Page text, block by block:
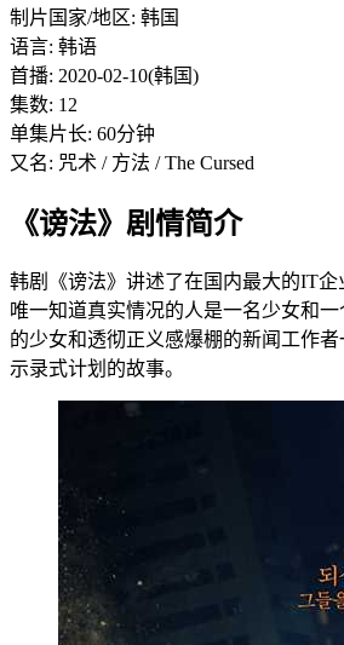
制片国家/地区: 韩国
语言: 韩语
首播: 2020-02-10(韩国)
集数: 12
单集片长: 60分钟
又名: 咒术 / 方法 / The Cursed
《谤法》剧情简介
韩剧《谤法》讲述了在国内最大的IT企
唯一知道真实情况的人是一名少女和
的少女和透彻正义感爆棚的新闻工作
示录式计划的故事。